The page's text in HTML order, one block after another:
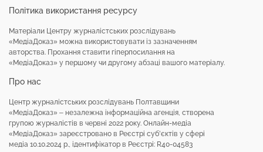
Про нас
Центр журналістських розслідувань Полтавщини
«МедіаДоказ» – незалежна інформаційна агенція, створена
групою журналістів в червні 2022 року. Онлайн-медіа
«МедіаДоказ» зареєстровано в Реєстрі суб’єктів у сфері
медіа 10.10.2024 р., ідентифікатор в Реєстрі: R40-04583
Політика використання ресурсу
Матеріали Центру журналістських розслідувань
«МедіаДоказ» можна використовувати із зазначенням
авторства. Прохання ставити гіперпосилання на
«МедіаДоказ» у першому чи другому абзаці вашого матеріалу.